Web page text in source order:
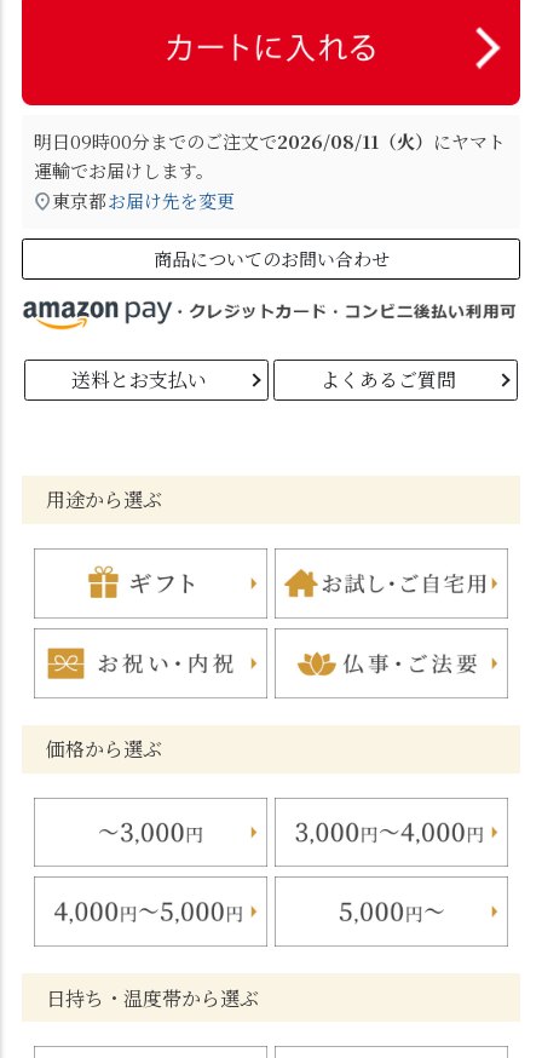
明日09時00分までのご注文で2026/08/11（火） にヤマト
運輸でお届けします。
東京都お届け先を変更
商品についてのお問い合わせ
送料とお支払い よくあるご質問
用途から選ぶ
価格から選ぶ
日持ち・温度帯から選ぶ